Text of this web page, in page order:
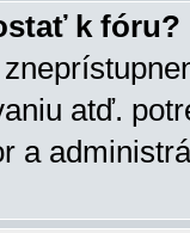
k fóru?
atď.
a